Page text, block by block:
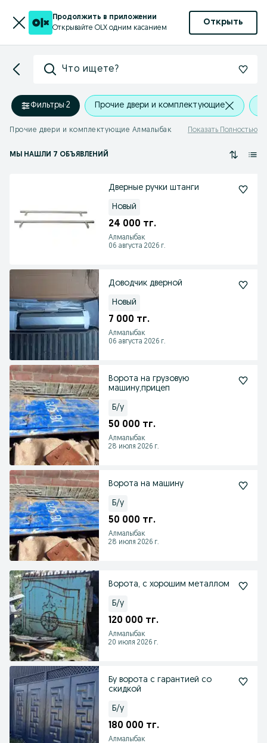
Продолжить в приложении
Открывайте OLX одним касанием
Открыть
Что ищете?
Фильтры·2 Прочие двери и комплектующие
Прочие двери и комплектующие Алмалыбак Показать Полностью
МЫ НАШЛИ 7 ОБЪЯВЛЕНИЙ
Дверные ручки штанги
Новый
24 000 тг.
Алмалыбак
06 августа 2026 г.
Доводчик дверной
Новый
7 000 тг.
Алмалыбак
06 августа 2026 г.
Ворота на грузовую
машину,прицеп
Б/у
50 000 тг.
Алмалыбак
28 июля 2026 г.
Ворота на машину
Б/у
50 000 тг.
Алмалыбак
28 июля 2026 г.
Ворота, с хорошим металлом
Б/у
120 000 тг.
Алмалыбак
20 июля 2026 г.
Бу ворота с гарантией со
скидкой
Б/у
180 000 тг.
Алмалыбак